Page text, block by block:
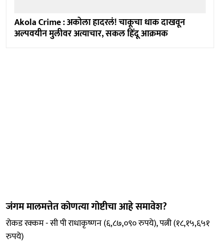
Akola Crime : अकोला हादरलं! चाकूचा धाक दाखवून
अल्पवयीन मुलीवर अत्याचार, सकल हिंदू आक्रमक
जंगम मालमत्तेत कोणत्या गोष्टीचा आहे समावेश?
रोकड रक्कम - सी पी राधाकृष्णन (६,८७,०९० रुपये), पत्नी (१८,१५,६५१
रुपये)